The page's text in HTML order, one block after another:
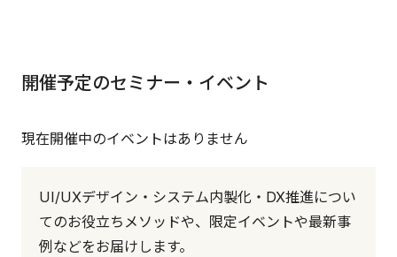
開催予定のセミナー・イベント
現在開催中のイベントはありません
UI/UXデザイン・システム内製化・DX推進につい
てのお役立ちメソッドや、限定イベントや最新事
例などをお届けします。